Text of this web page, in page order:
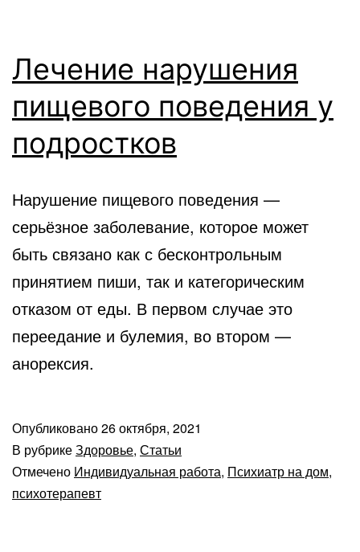
Лечение нарушения
пищевого поведения у
подростков
Нарушение пищевого поведения —
серьёзное заболевание, которое может
быть связано как с бесконтрольным
принятием пиши, так и категорическим
отказом от еды. В первом случае это
переедание и булемия, во втором —
анорексия.
Опубликовано26 октября, 2021
В рубрикеЗдоровье, Статьи
Отмечено Индивидуальная работа, Психиатр на дом,
психотерапевт